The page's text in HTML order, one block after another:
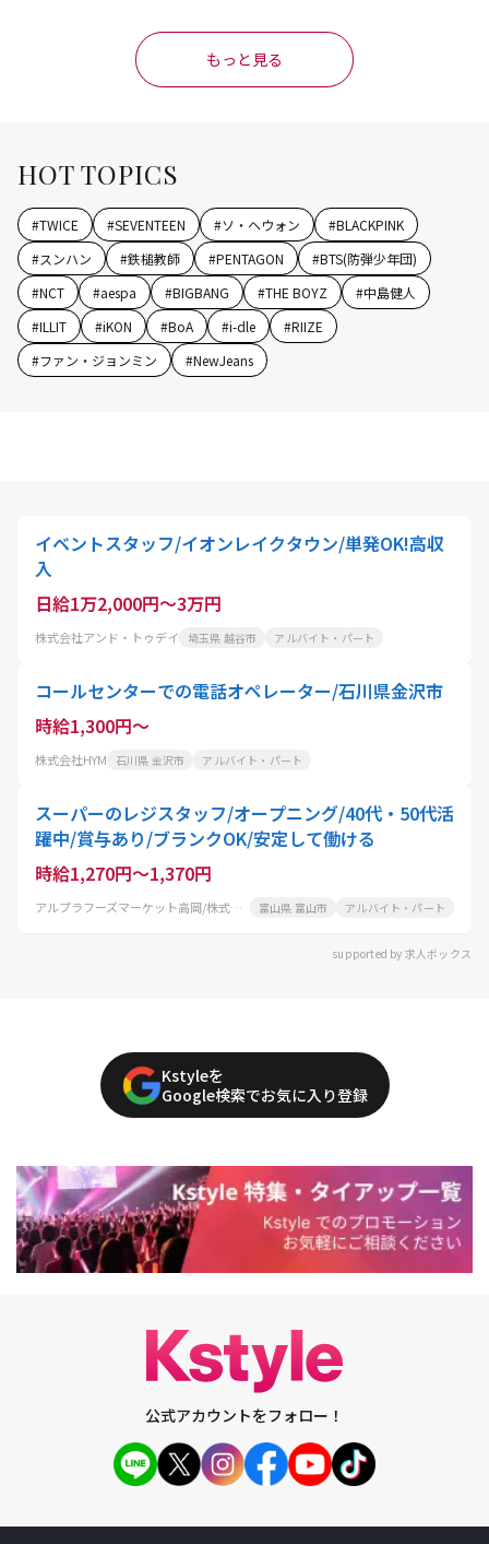
もっと見る
HOT TOPICS
#TWICE #SEVENTEEN #ソ・ヘウォン #BLACKPINK
#スンハン #鉄槌教師 #PENTAGON #BTS(防弾少年団)
#NCT #aespa #BIGBANG #THE BOYZ #中島健人
#ILLIT #iKON #BoA #i-dle #RIIZE
#ファン・ジョンミン #NewJeans
イベントスタッフ/イオンレイクタウン/単発OK!高収
入
日給1万2,000円～3万円
株式会社アンド・トゥデイ 埼玉県 越谷市 アルバイト・パート
コールセンターでの電話オペレーター/石川県金沢市
時給1,300円～
株式会社HYM 石川県 金沢市 アルバイト・パート
スーパーのレジスタッフ/オープニング/40代・50代活
躍中/賞与あり/ブランクOK/安定して働ける
時給1,270円～1,370円
アルプラフーズマーケット高岡/株式会社平和堂 富山県 富山市 アルバイト・パート
supported by 求人ボックス
Kstyleを
Google検索でお気に入り登録
公式アカウントをフォロー！